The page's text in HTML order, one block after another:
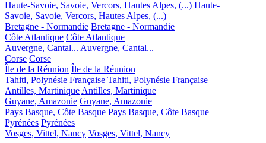
Haute-Savoie, Savoie, Vercors, Hautes Alpes, (...) Haute-
Savoie, Savoie, Vercors, Hautes Alpes, (...)
Bretagne - Normandie Bretagne - Normandie
Côte Atlantique Côte Atlantique
Auvergne, Cantal... Auvergne, Cantal...
Corse Corse
Île de la Réunion Île de la Réunion
Tahiti, Polynésie Française Tahiti, Polynésie Française
Antilles, Martinique Antilles, Martinique
Guyane, Amazonie Guyane, Amazonie
Pays Basque, Côte Basque Pays Basque, Côte Basque
Pyrénées Pyrénées
Vosges, Vittel, Nancy Vosges, Vittel, Nancy